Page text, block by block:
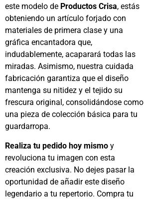
este modelo de Productos Crisa, estás
obteniendo un artículo forjado con
materiales de primera clase y una
gráfica encantadora que,
indudablemente, acaparará todas las
miradas. Asimismo, nuestra cuidada
fabricación garantiza que el diseño
mantenga su nitidez y el tejido su
frescura original, consolidándose como
una pieza de colección básica para tu
guardarropa.
Realiza tu pedido hoy mismo y
revoluciona tu imagen con esta
creación exclusiva. No dejes pasar la
oportunidad de añadir este diseño
legendario a tu repertorio. Compra tu